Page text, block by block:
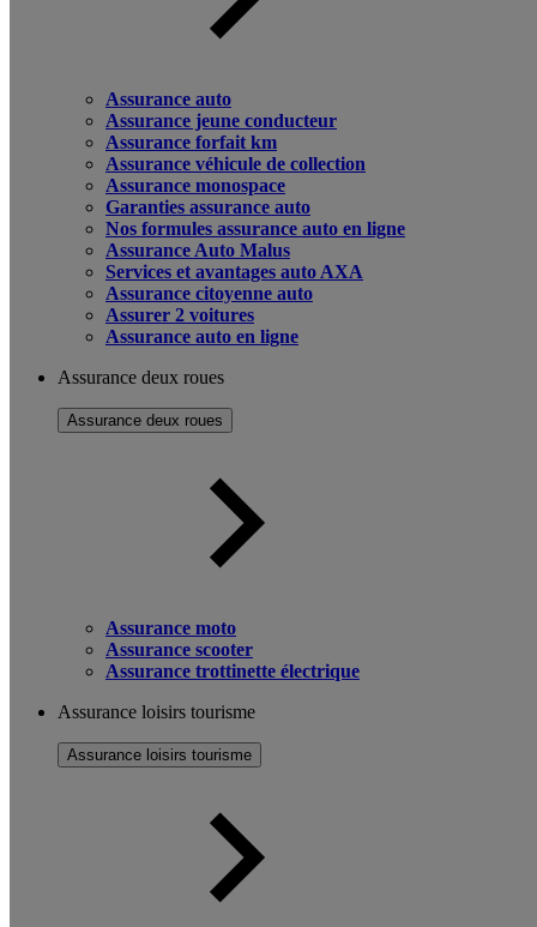
Assurance auto
Assurance jeune conducteur
Assurance forfait km
Assurance véhicule de collection
Assurance monospace
Garanties assurance auto
Nos formules assurance auto en ligne
Assurance Auto Malus
Services et avantages auto AXA
Assurance citoyenne auto
Assurer 2 voitures
Assurance auto en ligne
Assurance deux roues
Assurance deux roues
Assurance moto
Assurance scooter
Assurance trottinette électrique
Assurance loisirs tourisme
Assurance loisirs tourisme